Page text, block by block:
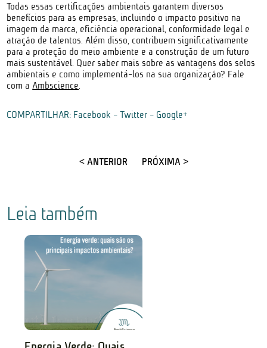
Todas essas certificações ambientais garantem diversos
benefícios para as empresas, incluindo o impacto positivo na
imagem da marca, eficiência operacional, conformidade legal e
atração de talentos. Além disso, contribuem significativamente
para a proteção do meio ambiente e a construção de um futuro
mais sustentável. Quer saber mais sobre as vantagens dos selos
ambientais e como implementá-los na sua organização? Fale
com aAmbscience.
COMPARTILHAR: Facebook -Twitter - Google+
< ANTERIOR PRÓXIMA >
Leia também